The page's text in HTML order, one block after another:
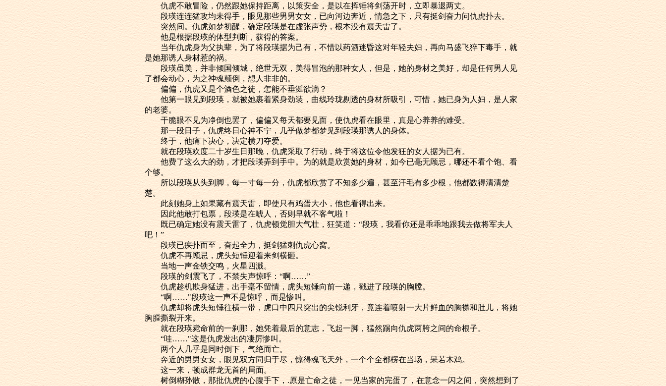
仇虎不敢冒险，仍然跟她保持距离，以策安全，是以在挥锤将剑荡开时，立即暴退两丈。
段瑛连连猛攻均未得手，眼见那些男男女女，已向河边奔近，情急之下，只有挺剑奋力问仇虎扑去。
突然间。仇虎如梦初醒，确定段瑛是在虚张声势，根本没有震天雷了。
他是根据段瑛的体型判断，获得的答案。
当年仇虎身为父执辈，为了将段瑛据为己有，不惜以药酒迷昏这对年轻夫妇，再向马盛飞猝下毒手，就
是她那诱人身材惹的祸。
段瑛虽美，并非倾国倾城，绝世无双，美得冒泡的那种女人，但是，她的身材之美好，却是任何男人见
了都会动心，为之神魂颠倒，想人非非的。
偏偏，仇虎又是个酒色之徒，怎能不垂涎欲滴？
他第一眼见到段瑛，就被她裹着紧身劲装，曲线玲珑剔透的身材所吸引，可惜，她已身为人妇，是人家
的老婆。
干脆眼不见为净倒也罢了，偏偏又每天都要见面，使仇虎看在眼里，真是心养养的难受。
那一段日子，仇虎终日心神不宁，几乎做梦都梦见到段瑛那诱人的身体。
终于，他痛下决心，决定横刀夺爱。
就在段瑛欢度二十岁生日那晚，仇虎采取了行动，终于将这位令他发狂的女人据为已有。
他费了这么大的劲，才把段瑛弄到手中。为的就是欣赏她的身材，如今已毫无顾忌，哪还不看个饱、看
个够。
所以段瑛从头到脚，每一寸每一分，仇虎都欣赏了不知多少遍，甚至汗毛有多少根，他都数得清清楚
楚。
此刻她身上如果藏有震天雷，即使只有鸡蛋大小，他也看得出来。
因此他敢打包票，段瑛是在唬人，否则早就不客气啦！
既已确定她没有震天雷了，仇虎顿觉胆大气壮，狂笑道：“段瑛，我看你还是乖乖地跟我去做将军夫人
吧！”
段瑛已疾扑而至，奋起全力，挺剑猛刺仇虎心窝。
仇虎不再顾忌，虎头短锤迎着来剑横砸。
当地一声金铁交鸣，火星四溅。
段瑛的剑震飞了，不禁失声惊呼：“啊……”
仇虎趁机欺身猛进，出手毫不留情，虎头短锤向前一递，戳进了段瑛的胸膛。
“啊……"段瑛这一声不是惊呼，而是惨叫。
仇虎却将虎头短锤往横一带，虎口中四只突出的尖锐利牙，竟连着喷射一大片鲜血的胸襟和肚儿，将她
胸膛撕裂开来。
就在段瑛毙命前的一刹那，她凭着最后的意志，飞起一脚，猛然踢向仇虎两胯之间的命根子。
“哇……"这是仇虎发出的凄厉惨叫。
两个人几乎是同时倒下，气绝而亡。
奔近的男男女女，眼见双方同归于尽，惊得魂飞天外，一个个全都楞在当场，呆若木鸡。
这一来，顿成群龙无首的局面。
树倒糊孙散，那批仇虎的心腹手下，.原是亡命之徒，一见当家的完蛋了，在意念一闪之间，突然想到了